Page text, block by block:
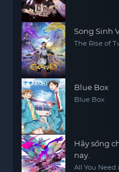
Song Sinh
The Rise of
Blue Box
Blue Box
Hãy sống
nay.
All You Need